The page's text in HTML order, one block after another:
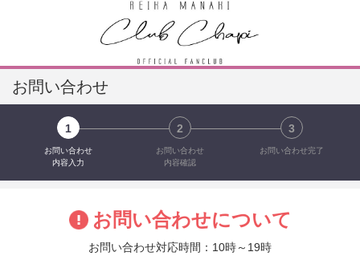
お問い合わせ
1
お問い合わせ
内容入力
2
お問い合わせ
内容確認
3
お問い合わせ完了
お問い合わせについて
お問い合わせ対応時間：10時～19時